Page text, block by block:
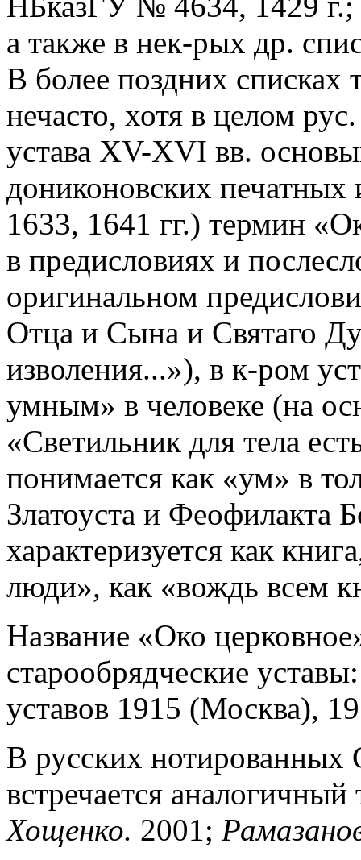
а также в нек-рых др.
В более поздних списках
нечасто, хотя в целом
устава XV-XVI вв.
дониконовских
1633, 1641 гг.) термин
в предисловиях и
оригинальном
Отца и Сына и Святаго
изволения...»), в к-ром
умным» в человеке (на
«Светильник для тела
понимается как «ум» в
Златоуста и Феофилакта
характеризуется как
люди», как «вождь всем
Название «Око
старообрядческие
уставов 1915 (Москва),
В русских
встречается
Хощенко. 2001;